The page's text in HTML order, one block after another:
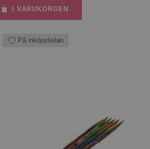
I VARUKORGEN
På inköpslistan